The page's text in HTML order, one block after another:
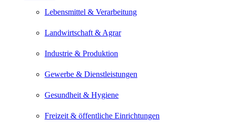
Lebensmittel & Verarbeitung
Landwirtschaft & Agrar
Industrie & Produktion
Gewerbe & Dienstleistungen
Gesundheit & Hygiene
Freizeit & öffentliche Einrichtungen